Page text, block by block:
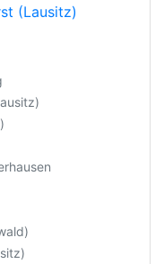
(Lausitz)